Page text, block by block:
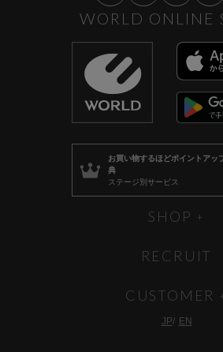
WORLD ONLINE
お買い物するほどポイントアッ
典
ステージ別サービス
SHOP
RECRUIT
CUSTOMER
JP EN